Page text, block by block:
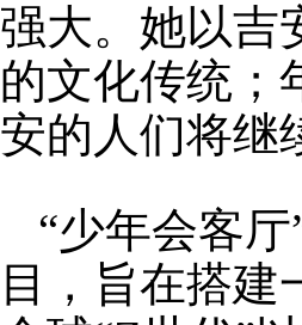
强大。她以吉
的文化传统；
安的人们将继
“少年会客
目，旨在搭